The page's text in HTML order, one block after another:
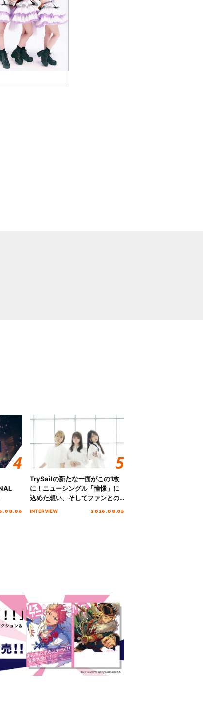
TrySailの新たな一面がこの1枚
に！ニューシングル「憧憬」に
込めた想い、そしてファンとの
INTERVIEW 2026.08.05